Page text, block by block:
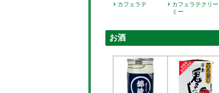
カフェラテ
カフェラテクリー
ミー
お酒